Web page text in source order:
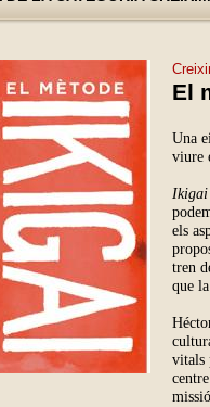
El
Una
viure
Ikigai
els
tren
que
vitals